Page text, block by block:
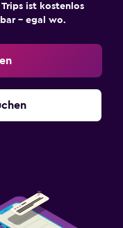
ist kostenlos
– egal wo.